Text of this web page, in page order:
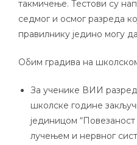
такмичење. Тестови су
седмог и осмог разреда
правилнику једино могу
Обим градива на
За ученике ВИИ
школске године
јединицом
лучењем и нервног